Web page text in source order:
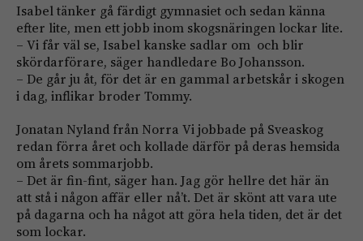
Isabel tänker gå färdigt gymnasiet och sedan känna
efter lite, men ett jobb inom skogsnäringen lockar lite.
– Vi får väl se, Isabel kanske sadlar om och blir
skördarförare, säger handledare Bo Johansson.
– De går ju åt, för det är en gammal arbetskår i skogen
i dag, inflikar broder Tommy.
Jonatan Nyland från Norra Vi jobbade på Sveaskog
redan förra året och kollade därför på deras hemsida
om årets sommarjobb.
– Det är fin-fint, säger han. Jag gör hellre det här än
att stå i någon affär eller nå’t. Det är skönt att vara ute
på dagarna och ha något att göra hela tiden, det är det
som lockar.